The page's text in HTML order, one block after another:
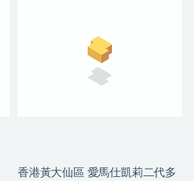
香港黃大仙區 愛馬仕凱莉二代多